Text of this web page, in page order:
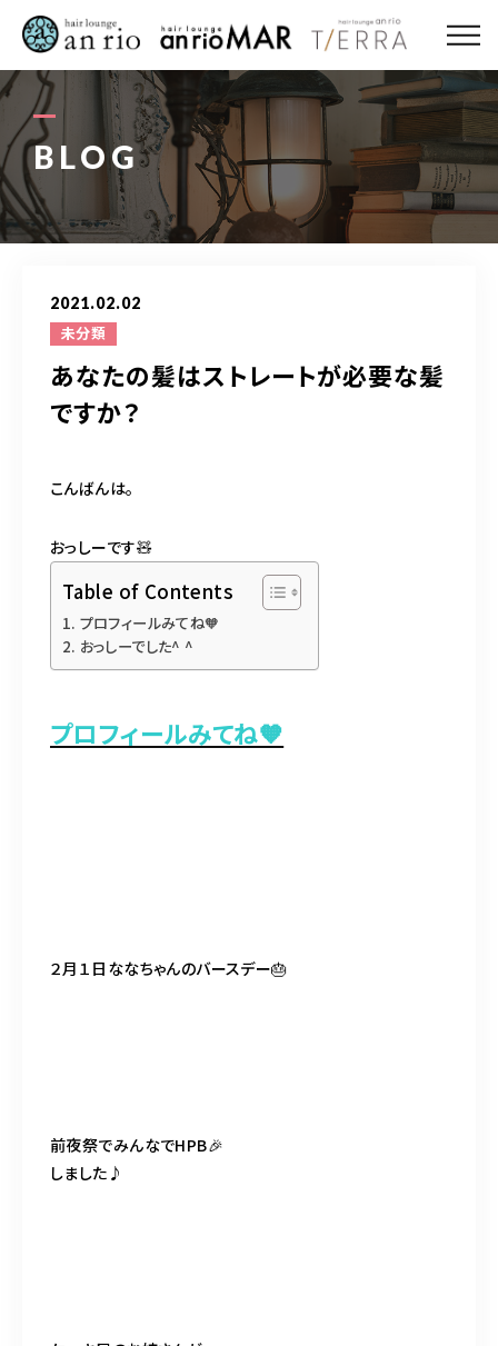
BLOG
2021.02.02
未分類
あなたの髪はストレートが必要な髪
ですか？
こんばんは。
おっしーです🧸
Table of Contents
プロフィールみてね🧡
おっしーでした^ ^
プロフィールみてね🧡
２月１日ななちゃんのバースデー🎂
前夜祭でみんなでHPB🎉
しました♪
ABOUT US
MENU
STYLE
STAFF〈anrio TIERRA〉
ACCESS
CONTACT
098-943-5969